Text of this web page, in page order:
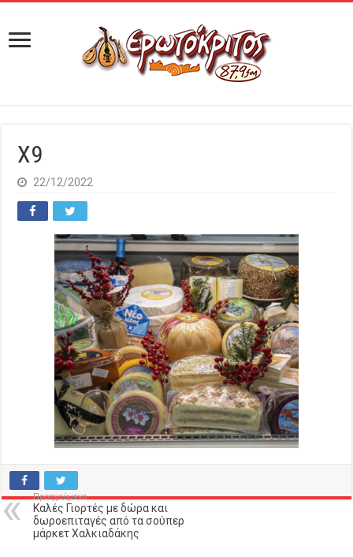
X9
22/12/2022
Προηγούμενο
Καλές Γιορτές με δώρα και
δωροεπιταγές από τα σούπερ
μάρκετ Χαλκιαδάκης